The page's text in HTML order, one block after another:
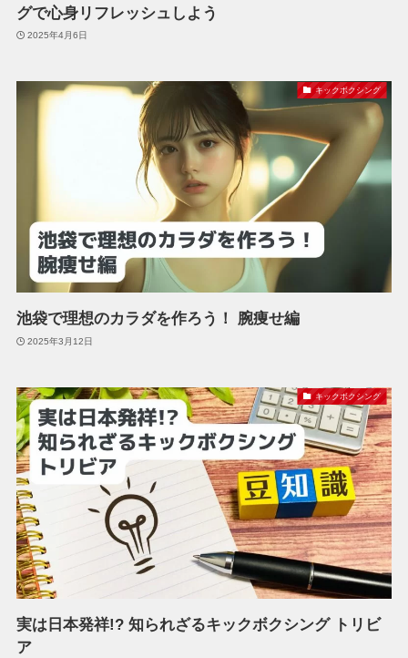
グで心身リフレッシュしよう
2025年4月6日
キックボクシング
池袋で理想のカラダを作ろう！ 腕痩せ編
2025年3月12日
キックボクシング
実は日本発祥!? 知られざるキックボクシング トリビ
ア